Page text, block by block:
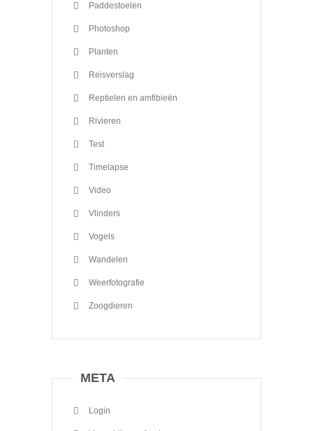
Paddestoelen
Photoshop
Planten
Reisverslag
Reptielen en amfibieën
Rivieren
Test
Timelapse
Video
Vlinders
Vogels
Wandelen
Weerfotografie
Zoogdieren
META
Login